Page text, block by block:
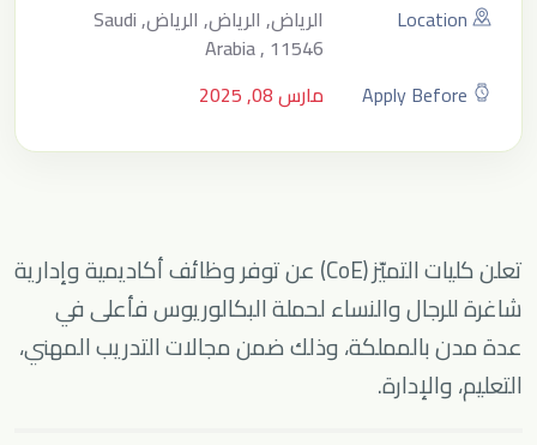
Location
الرياض, الرياض, الرياض, Saudi
Arabia , 11546
Apply Before
مارس 08, 2025
تعلن كليات التميّز (CoE) عن توفر وظائف أكاديمية وإدارية
شاغرة للرجال والنساء لحملة البكالوريوس فأعلى في
عدة مدن بالمملكة، وذلك ضمن مجالات التدريب المهني،
التعليم، والإدارة.